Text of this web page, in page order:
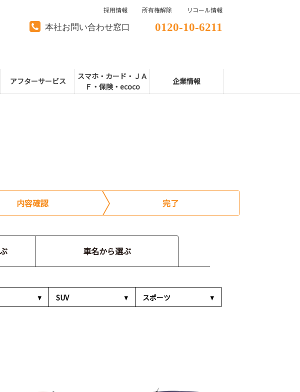
本社お問い合わせ窓口 0120-10-6211
アフターサービス
スマホ・カード・ＪＡ
Ｆ・保険・ecoco
企業情報
採用情報 所有権解除 リコール情報
内容確認 完了
車名から選ぶ
SUV
スポーツ